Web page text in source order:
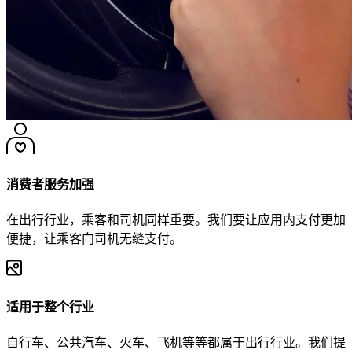
消费者服务加强
在出行行业，乘客和司机同样重要。我们要让应用内支付更加
便捷，让乘客向司机无缝支付。
适用于整个行业
自行车、公共汽车、火车、飞机等等都属于出行行业。我们提